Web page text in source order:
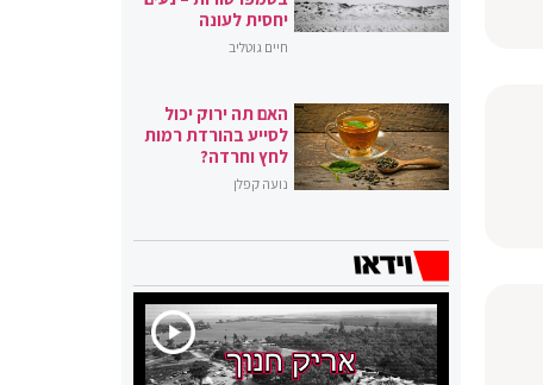
יחסית לעונה
חיים גוטליב
האם תה ירוק יכול
לסייע בהורדת רמות
לחץ וחרדה?
נועה קפלן